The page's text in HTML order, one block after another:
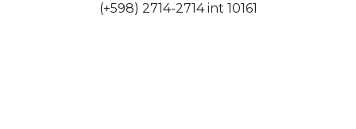
(+598) 2714-2714 int 10161